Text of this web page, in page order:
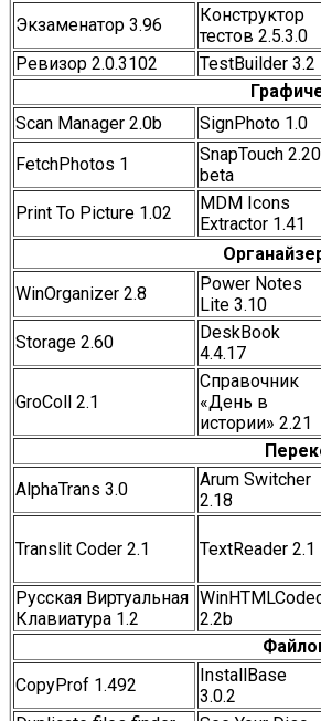
Экзаменатор 3.96
Конструктор
тестов 2.5.3.0
Ревизор 2.0.3102
TestBuilder 3.2
Scan Manager 2.0b
SignPhoto 1.0
FetchPhotos 1
SnapTouch 2.20
beta
Print To Picture 1.02
MDM Icons
Extractor 1.41
WinOrganizer 2.8
Power Notes
Lite 3.10
Storage 2.60
DeskBook
4.4.17
GroColl 2.1
Справочник
«День в
истории» 2.21
AlphaTrans 3.0
Arum Switcher
2.18
Translit Coder 2.1 TextReader 2.1
Русская Виртуальная
Клавиатура 1.2
2.2b
CopyProf 1.492
InstallBase
3.0.2